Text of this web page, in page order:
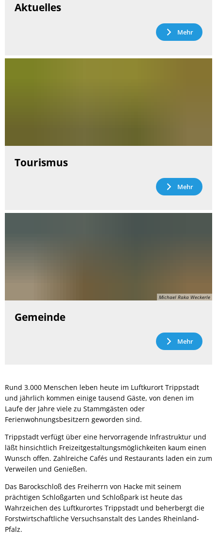
Aktuelles
Mehr
Tourismus
Mehr
Michael Raka Weckerle
Gemeinde
Mehr
Rund 3.000 Menschen leben heute im Luftkurort Trippstadt
und jährlich kommen einige tausend Gäste, von denen im
Laufe der Jahre viele zu Stammgästen oder
Ferienwohnungsbesitzern geworden sind.
Trippstadt verfügt über eine hervorragende Infrastruktur und
läßt hinsichtlich Freizeitgestaltungsmöglichkeiten kaum einen
Wunsch offen. Zahlreiche Cafés und Restaurants laden ein zum
Verweilen und Genießen.
Das Barockschloß des Freiherrn von Hacke mit seinem
prächtigen Schloßgarten und Schloßpark ist heute das
Wahrzeichen des Luftkurortes Trippstadt und beherbergt die
Forstwirtschaftliche Versuchsanstalt des Landes Rheinland-
Pfalz.